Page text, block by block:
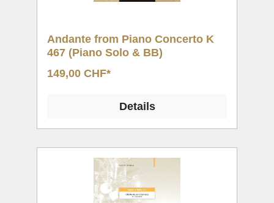
Andante from Piano Concerto K
467 (Piano Solo & BB)
149,00 CHF*
Details